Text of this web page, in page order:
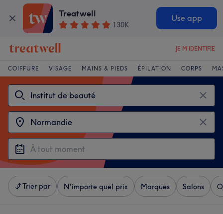
Treatwell
130K
Use app
JE M'IDENTIFIE
COIFFURE VISAGE MAINS & PIEDS ÉPILATION CORPS
Trier par N'importe quel prix Marques Salons